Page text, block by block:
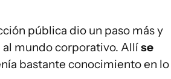
pública dio un paso más y
mundo corporativo. Allíse
bastante conocimiento en lo